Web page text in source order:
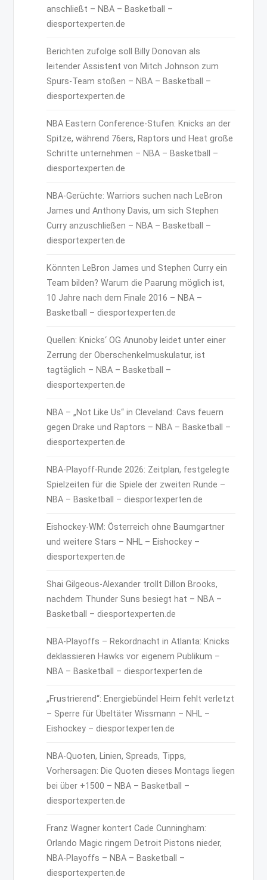
anschließt – NBA – Basketball –
diesportexperten.de
Berichten zufolge soll Billy Donovan als
leitender Assistent von Mitch Johnson zum
Spurs-Team stoßen – NBA – Basketball –
diesportexperten.de
NBA Eastern Conference-Stufen: Knicks an der
Spitze, während 76ers, Raptors und Heat große
Schritte unternehmen – NBA – Basketball –
diesportexperten.de
NBA-Gerüchte: Warriors suchen nach LeBron
James und Anthony Davis, um sich Stephen
Curry anzuschließen – NBA – Basketball –
diesportexperten.de
Könnten LeBron James und Stephen Curry ein
Team bilden? Warum die Paarung möglich ist,
10 Jahre nach dem Finale 2016 – NBA –
Basketball – diesportexperten.de
Quellen: Knicks‘ OG Anunoby leidet unter einer
Zerrung der Oberschenkelmuskulatur, ist
tagtäglich – NBA – Basketball –
diesportexperten.de
NBA – „Not Like Us“ in Cleveland: Cavs feuern
gegen Drake und Raptors – NBA – Basketball –
diesportexperten.de
NBA-Playoff-Runde 2026: Zeitplan, festgelegte
Spielzeiten für die Spiele der zweiten Runde –
NBA – Basketball – diesportexperten.de
Eishockey-WM: Österreich ohne Baumgartner
und weitere Stars – NHL – Eishockey –
diesportexperten.de
Shai Gilgeous-Alexander trollt Dillon Brooks,
nachdem Thunder Suns besiegt hat – NBA –
Basketball – diesportexperten.de
NBA-Playoffs – Rekordnacht in Atlanta: Knicks
deklassieren Hawks vor eigenem Publikum –
NBA – Basketball – diesportexperten.de
„Frustrierend“: Energiebündel Heim fehlt verletzt
– Sperre für Übeltäter Wissmann – NHL –
Eishockey – diesportexperten.de
NBA-Quoten, Linien, Spreads, Tipps,
Vorhersagen: Die Quoten dieses Montags liegen
bei über +1500 – NBA – Basketball –
diesportexperten.de
Franz Wagner kontert Cade Cunningham:
Orlando Magic ringem Detroit Pistons nieder,
NBA-Playoffs – NBA – Basketball –
diesportexperten.de